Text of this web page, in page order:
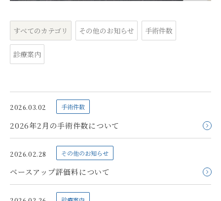
すべてのカテゴリ その他のお知らせ 手術件数
診療案内
2026.03.02 手術件数
2026年2月の手術件数について
2026.02.28 その他のお知らせ
ベースアップ評価料について